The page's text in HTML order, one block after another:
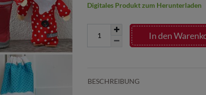
In den
Digitales Produkt zum Herunterladen
BESCHREIBUNG